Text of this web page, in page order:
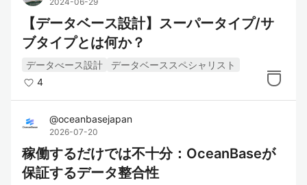
【データベース設計】スーパータイプ/サ
ブタイプとは何か？
データべース設計
データベーススペシャリスト
4
@oceanbasejapan
2026-07-20
稼働するだけでは不十分：OceanBaseが
保証するデータ整合性